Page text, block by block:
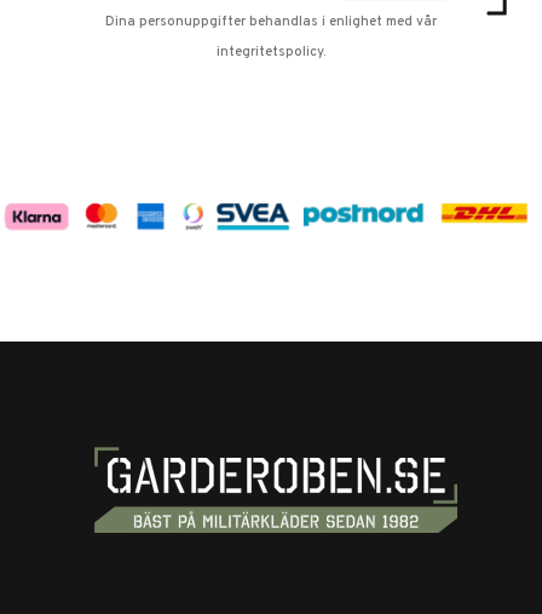
Dina personuppgifter behandlas i enlighet med vår
integritetspolicy.